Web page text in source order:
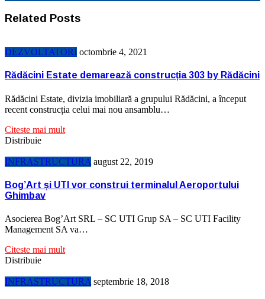
Related Posts
DEZVOLTATORI octombrie 4, 2021
Rădăcini Estate demarează construcția 303 by Rădăcini
Rădăcini Estate, divizia imobiliară a grupului Rădăcini, a început
recent construcția celui mai nou ansamblu…
Citeste mai mult
Distribuie
INFRASTRUCTURA august 22, 2019
Bog’Art și UTI vor construi terminalul Aeroportului
Ghimbav
Asocierea Bog’Art SRL – SC UTI Grup SA – SC UTI Facility
Management SA va…
Citeste mai mult
Distribuie
INFRASTRUCTURA septembrie 18, 2018